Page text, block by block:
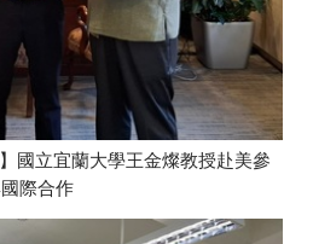
】國立宜蘭大學王金燦教授赴美參
際合作